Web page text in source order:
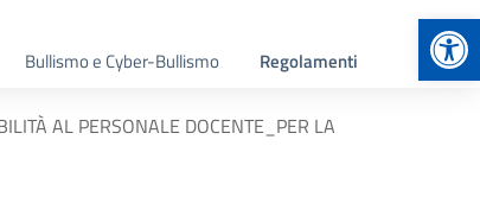
Bullismo e Cyber-Bullismo Regolamenti
AL PERSONALE DOCENTE_PER LA